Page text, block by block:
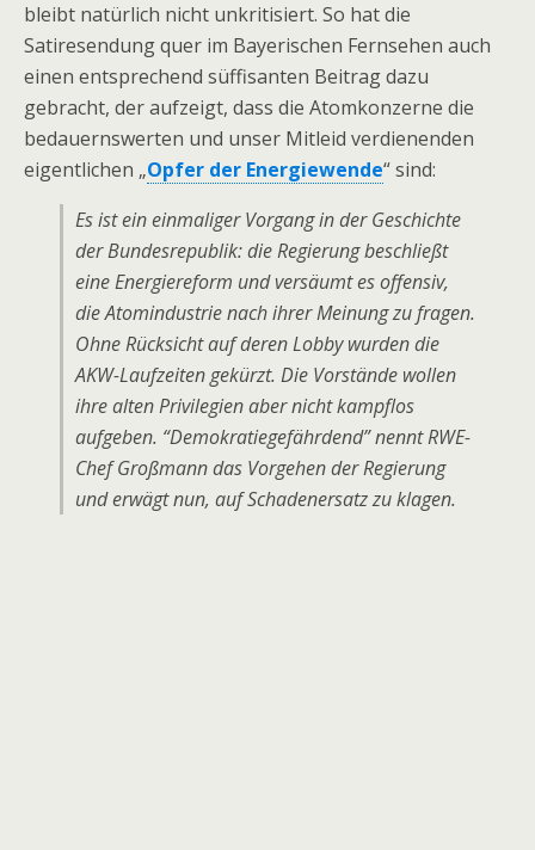
bleibt natürlich nicht unkritisiert. So hat die
Satiresendung quer im Bayerischen Fernsehen auch
einen entsprechend süffisanten Beitrag dazu
gebracht, der aufzeigt, dass die Atomkonzerne die
bedauernswerten und unser Mitleid verdienenden
eigentlichen „Opfer der Energiewende“ sind:
Es ist ein einmaliger Vorgang in der Geschichte
der Bundesrepublik: die Regierung beschließt
eine Energiereform und versäumt es offensiv,
die Atomindustrie nach ihrer Meinung zu fragen.
Ohne Rücksicht auf deren Lobby wurden die
AKW-Laufzeiten gekürzt. Die Vorstände wollen
ihre alten Privilegien aber nicht kampflos
aufgeben. “Demokratiegefährdend” nennt RWE-
Chef Großmann das Vorgehen der Regierung
und erwägt nun, auf Schadenersatz zu klagen.